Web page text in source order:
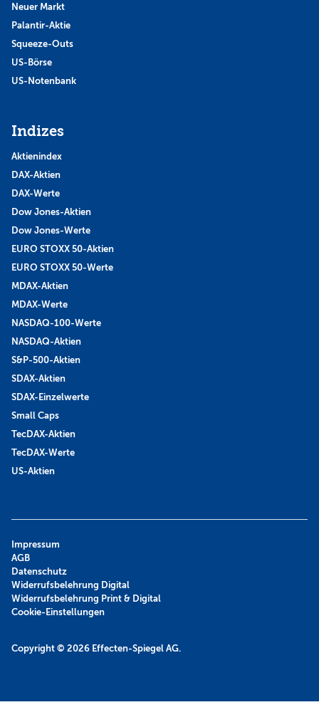
Neuer Markt
Palantir-Aktie
Squeeze-Outs
US-Börse
US-Notenbank
Indizes
Aktienindex
DAX-Aktien
DAX-Werte
Dow Jones-Aktien
Dow Jones-Werte
EURO STOXX 50-Aktien
EURO STOXX 50-Werte
MDAX-Aktien
MDAX-Werte
NASDAQ-100-Werte
NASDAQ-Aktien
S&P-500-Aktien
SDAX-Aktien
SDAX-Einzelwerte
Small Caps
TecDAX-Aktien
TecDAX-Werte
US-Aktien
Copyright © 2026 Effecten-Spiegel AG.
Impressum
AGB
Datenschutz
Widerrufsbelehrung Digital
Widerrufsbelehrung Print & Digital
Cookie-Einstellungen